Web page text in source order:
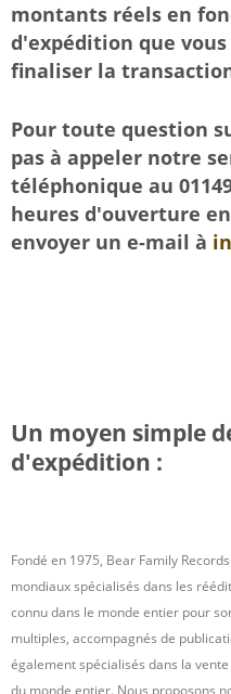
montants réels en
d'expédition que
finaliser la
Pour toute question
pas à appeler notre
téléphonique au
heures d'ouverture
envoyer un e-mail à
Un moyen simple
d'expédition :
Fondé en 1975, Bear Family
mondiaux spécialisés dans les
connu dans le monde entier pour
multiples, accompagnés de
également spécialisés dans la
du monde entier. Nous proposons